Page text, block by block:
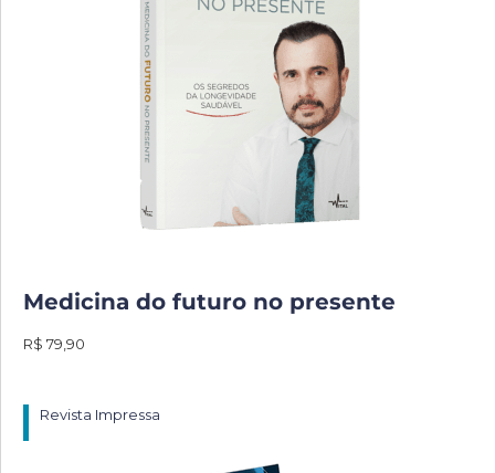
Medicina do futuro no presente
R$ 79,90
Revista Impressa